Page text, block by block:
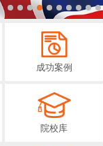
成功案例
院校库